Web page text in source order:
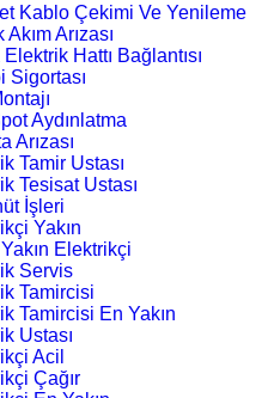
Kablo Çekimi Ve Yenileme
Arızası
Hattı Bağlantısı
Sigortası
Aydınlatma
Arızası
Tamir Ustası
Tesisat Ustası
İşleri
Yakın
Elektrikçi
Servis
Tamircisi
Tamircisi En Yakın
Ustası
Acil
Çağır